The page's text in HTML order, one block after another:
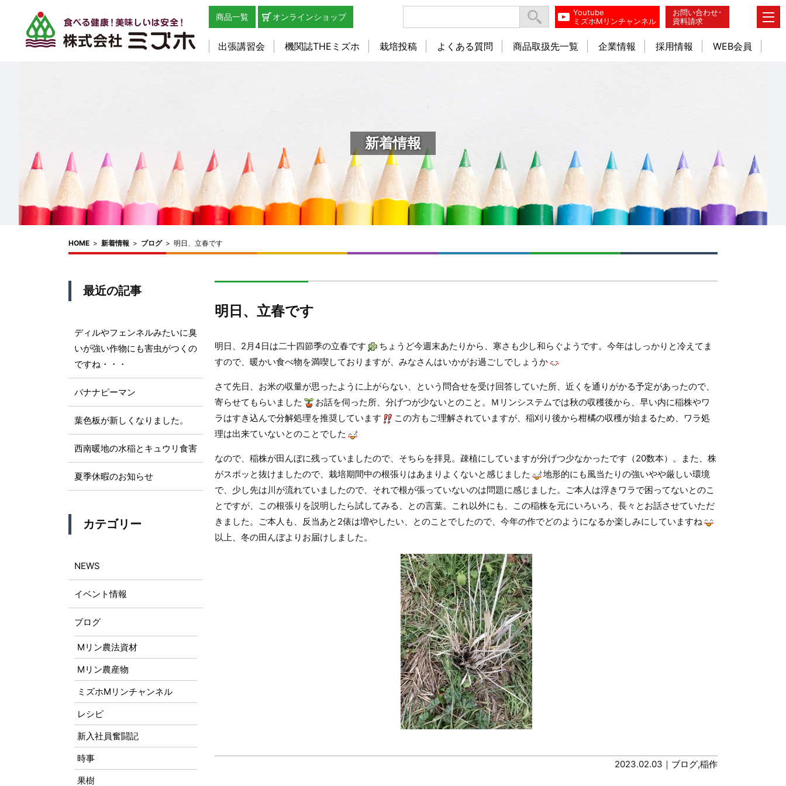
お問い合わせ･
資料請求
Youtube
ミズホMリンチャンネル
商品一覧 オンラインショップ
出張講習会 機関誌THEミズホ 栽培投稿 よくある質問 商品取扱先一覧 企業情報 採用情報 WEB会員
新着情報
HOME > 新着情報 > ブログ> 明日、立春です
明日、立春です
明日、2月4日は二十四節季の立春です
ちょうど今週末あたりから、寒さも少し和らぐようです。今年はしっかりと冷えてま
すので、暖かい食べ物を満喫しておりますが、みなさんはいかがお過ごしでしょうか
さて先日、お米の収量が思ったように上がらない、という問合せを受け回答していた所、近くを通りがかる予定があったので、
寄らせてもらいました
お話を伺った所、分げつが少ないとのこと。Ｍリンシステムでは秋の収穫後から、早い内に稲株やワ
ラはすき込んで分解処理を推奨しています
この方もご理解されていますが、稲刈り後から柑橘の収穫が始まるため、ワラ処
理は出来ていないとのことでした
なので、稲株が田んぼに残っていましたので、そちらを拝見。疎植にしていますが分げつ少なかったです（20数本）。また、株
がスポッと抜けましたので、栽培期間中の根張りはあまりよくないと感じました
地形的にも風当たりの強いやや厳しい環境
で、少し先は川が流れていましたので、それで根が張っていないのは問題に感じました。ご本人は浮きワラで困ってないとのこ
とですが、この根張りを説明したら試してみる、との言葉。これ以外にも、この稲株を元にいろいろ、長々とお話させていただ
きました。ご本人も、反当あと2俵は増やしたい、とのことでしたので、今年の作でどのようになるか楽しみにしていますね
以上、冬の田んぼよりお届けしました。
2023.02.03｜ ブログ,稲作
最近の記事
ディルやフェンネルみたいに臭
いが強い作物にも害虫がつくの
ですね・・・
バナナピーマン
葉色板が新しくなりました。
西南暖地の水稲とキュウリ食害
夏季休暇のお知らせ
カテゴリー
NEWS
イベント情報
ブログ
Mリン農法資材
Mリン農産物
ミズホMリンチャンネル
レシピ
新入社員奮闘記
時事
果樹